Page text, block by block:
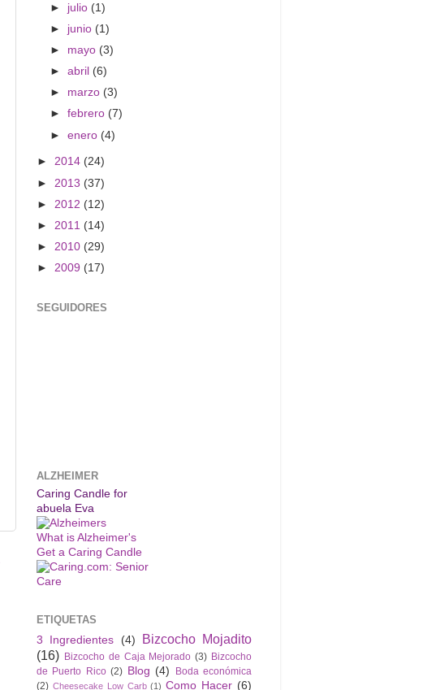
► julio (1)
► junio (1)
► mayo (3)
►abril (6)
► marzo (3)
►febrero (7)
►enero (4)
► 2014 (24)
► 2013 (37)
► 2012 (12)
► 2011 (14)
► 2010 (29)
► 2009 (17)
SEGUIDORES
ALZHEIMER
Caring Candle for
abuela Eva
What is Alzheimer's
Get a Caring Candle
ETIQUETAS
3 Ingredientes
(4)
Bizcocho Mojadito
(16) Bizcocho de Caja Mejorado (3) Bizcocho
de Puerto Rico (2) Blog (4)
Boda económica
(2) Cheesecake Low Carb (1) Como Hacer (6)